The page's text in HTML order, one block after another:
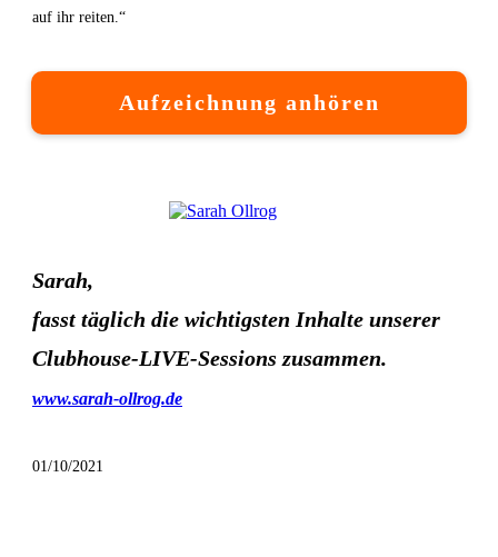
auf ihr reiten.“
Aufzeichnung anhören
Sarah,
fasst täglich die wichtigsten Inhalte unserer
Clubhouse-LIVE-Sessions zusammen.
www.sarah-ollrog.de
01/10/2021